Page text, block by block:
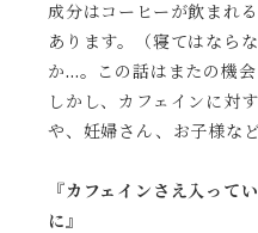
成分はコーヒーが飲まれ
あります。（寝てはなら
か…。この話はまたの機会
しかし、カフェインに対
や、妊婦さん、お子様な
『カフェインさえ入って
に』